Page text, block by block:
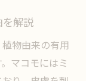
を解説
物由来の有用
マコモにはミ